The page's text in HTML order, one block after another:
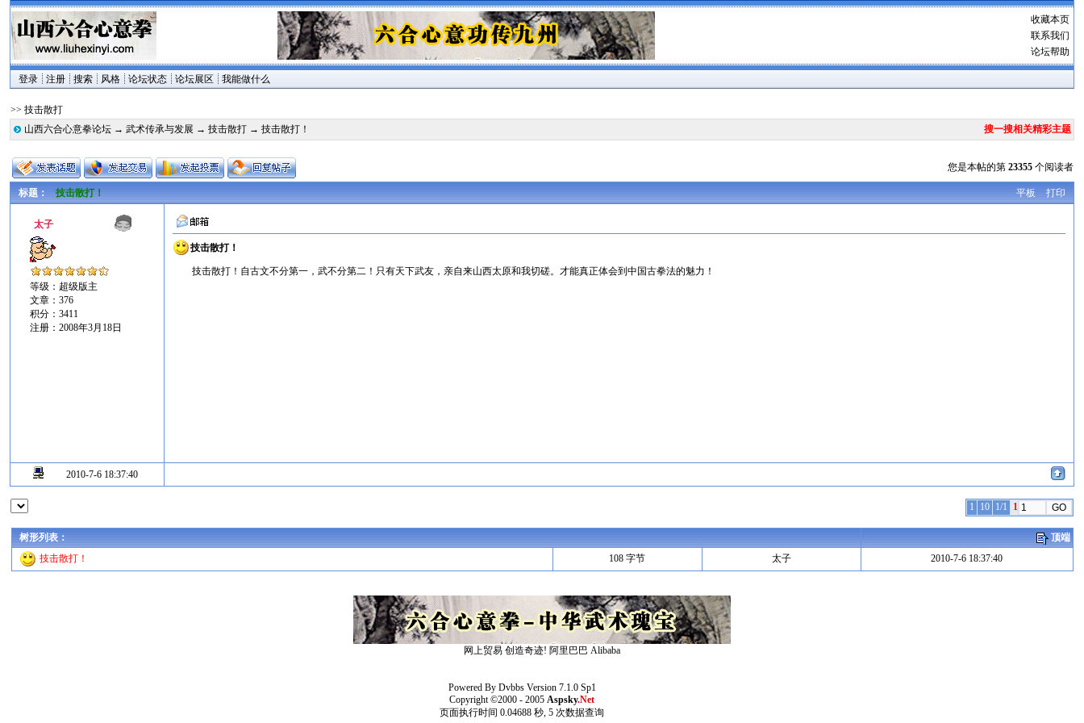
收藏本页
联系我们
论坛帮助
登录 注册 搜索 风格 论坛状态 论坛展区 我能做什么
>> 技击散打
搜一搜相关精彩主题
山西六合心意拳论坛 →武术传承与发展 →技击散打 → 技击散打！
您是本帖的第 23355个阅读者
平板 打印
标题： 技击散打！
太子
等级：超级版主
文章：376
积分：3411
注册：2008年3月18日
技击散打！
技击散打！自古文不分第一，武不分第二！只有天下武友，亲自来山西太原和我切磋。才能真正体会到中国古拳法的魅力！
2010-7-6 18:37:40
1 10 1/1 1
树形列表：
顶端
技击散打！
108 字节 太子 2010-7-6 18:37:40
网上贸易 创造奇迹! 阿里巴巴 Alibaba
Powered By Dvbbs Version 7.1.0 Sp1
Copyright ©2000 - 2005 Aspsky.Net
页面执行时间 0.04688 秒, 5 次数据查询